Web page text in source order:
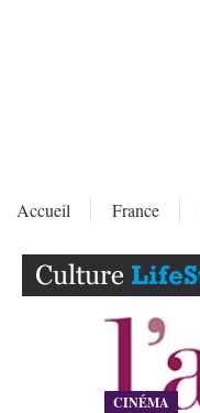
Accueil France
CINÉMA